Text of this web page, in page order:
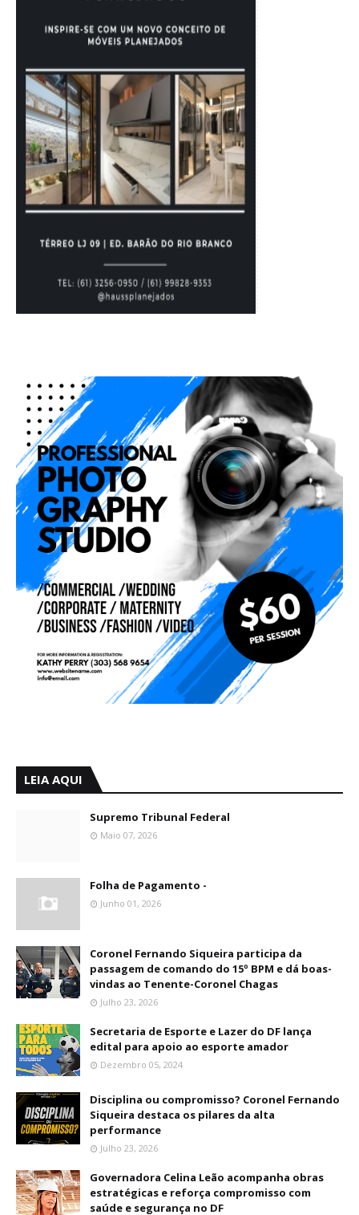
LEIA AQUI
Supremo Tribunal Federal
Maio 07, 2026
Folha de Pagamento -
Junho 01, 2026
Coronel Fernando Siqueira participa da
passagem de comando do 15º BPM e dá boas-
vindas ao Tenente-Coronel Chagas
Julho 23, 2026
Secretaria de Esporte e Lazer do DF lança
edital para apoio ao esporte amador
Dezembro 05, 2024
Disciplina ou compromisso? Coronel Fernando
Siqueira destaca os pilares da alta
performance
Julho 23, 2026
Governadora Celina Leão acompanha obras
estratégicas e reforça compromisso com
saúde e segurança no DF